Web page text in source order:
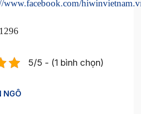
www.facebook.com/
5/5 - (1 bình chọn)
NGÔ